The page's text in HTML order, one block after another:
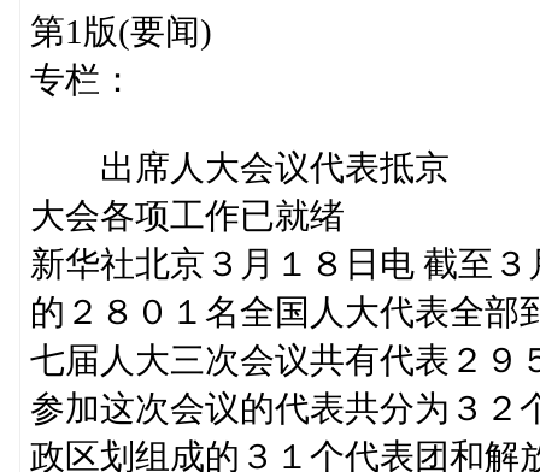
第1版(要闻)
专栏：
出席人大会议代表抵京
大会各项工作已就绪
新华社北京３月１８日电 截至
的２８０１名全国人大代表全部
七届人大三次会议共有代表２９
参加这次会议的代表共分为３２
政区划组成的３１个代表团和解